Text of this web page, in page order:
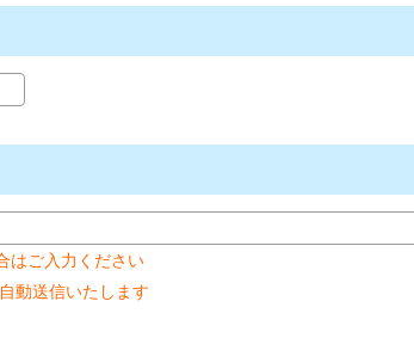
はご入力ください
動送信いたします